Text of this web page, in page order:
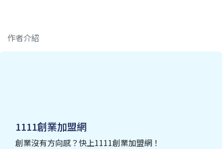
作者介紹
1111創業加盟網
創業沒有方向感？快上1111創業加盟網！